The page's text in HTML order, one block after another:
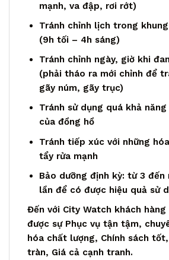
mạnh, va đập, rơi rớt)
Tránh chỉnh lịch trong
(9h tối – 4h sáng)
Tránh chỉnh ngày, giờ khi
(phải tháo ra mới chỉnh để
gãy núm, gãy trục)
Tránh sử dụng quá khả
của đồng hồ
Tránh tiếp xúc với những
tẩy rửa mạnh
Bảo dưỡng định kỳ: từ 3 đến
lần để có được hiệu quả sử
Đến với City Watch khách hàng
được sự Phục vụ tận tậm,
hóa chất lượng, Chính sách
tràn, Giá cả cạnh tranh.